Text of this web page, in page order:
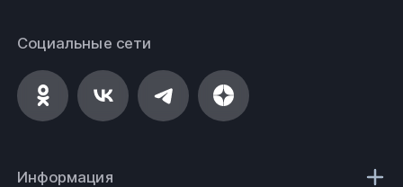
Социальные сети
Информация